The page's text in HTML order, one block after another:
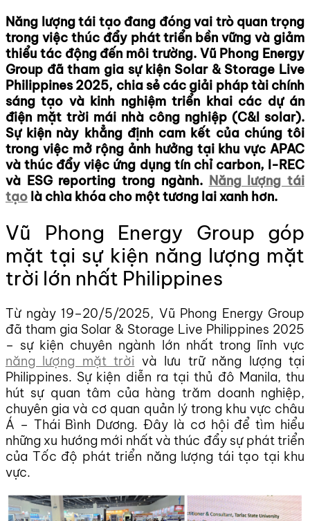
Năng lượng tái tạođang đóng vai trò quan trọng
trong việc thúc đẩy phát triển bền vững và giảm
thiểu tác động đến môi trường. Vũ Phong Energy
Group đã tham gia sự kiện Solar & Storage Live
Philippines 2025, chia sẻ các giải pháp tài chính
sáng tạo và kinh nghiệm triển khai các dự án
điện mặt trời mái nhà công nghiệp (C&I solar).
Sự kiện này khẳng định cam kết của chúng tôi
trong việc mở rộng ảnh hưởng tại khu vực APAC
và thúc đẩy việc ứng dụng tín chỉ carbon, I-REC
và ESG reporting trong ngành. Năng lượng tái
tạo là chìa khóa cho một tương lai xanh hơn.
Vũ Phong Energy Group góp
mặt tại sự kiện năng lượng mặt
trời lớn nhất Philippines
Từ ngày 19–20/5/2025, Vũ Phong Energy Group
đã tham gia Solar & Storage Live Philippines 2025
– sự kiện chuyên ngành lớn nhất trong lĩnh vực
năng lượng mặt trời và lưu trữ năng lượng tại
Philippines. Sự kiện diễn ra tại thủ đô Manila, thu
hút sự quan tâm của hàng trăm doanh nghiệp,
chuyên gia và cơ quan quản lý trong khu vực châu
Á – Thái Bình Dương. Đây là cơ hội để tìm hiểu
những xu hướng mới nhất và thúc đẩy sự phát triển
của Tốc độ phát triển năng lượng tái tạo tại khu
vực.